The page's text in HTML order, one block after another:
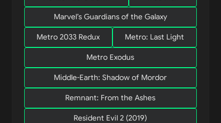
Marvel’s Guardians of the Galaxy
Metro 2033 Redux Metro: Last Light
Metro Exodus
Middle-Earth: Shadow of Mordor
Remnant: From the Ashes
Resident Evil 2 (2019)